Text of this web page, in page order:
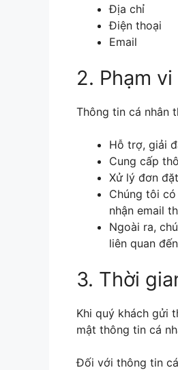
Địa chỉ
Điện thoại
Email
2. Phạm
Thông tin cá nhân
Hỗ trợ, giải
Cung cấp
Xử lý đơn
Chúng tôi
nhận email
Ngoài ra,
liên quan
3. Thời
Khi quý khách gửi
mật thông tin cá
Đối với thông tin